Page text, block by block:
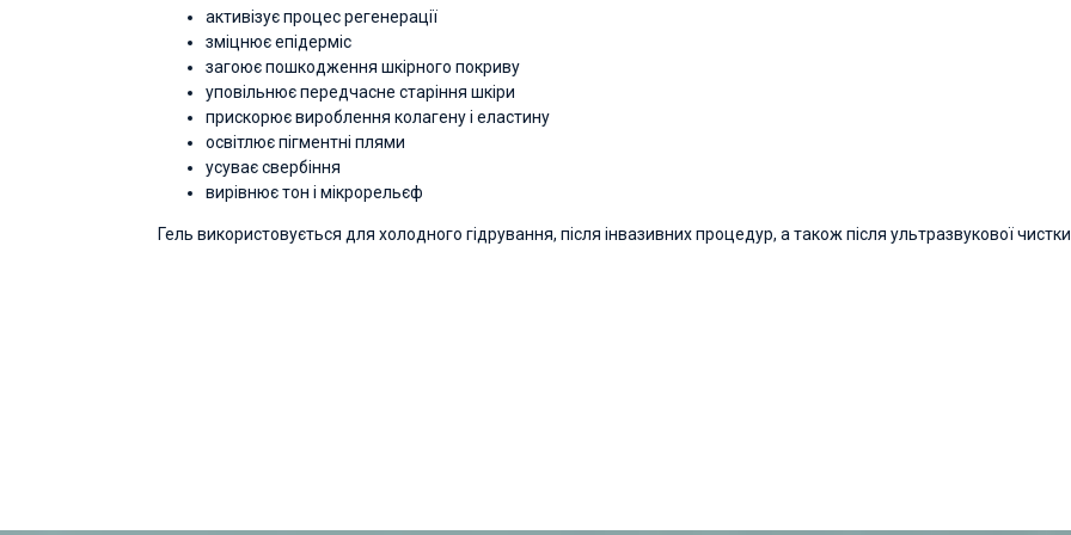
активізує процес регенерації
зміцнює епідерміс
загоює пошкодження шкірного покриву
уповільнює передчасне старіння шкіри
прискорює вироблення колагену і еластину
освітлює пігментні плями
усуває свербіння
вирівнює тон і мікрорельєф
Гель використовується для холодного гідрування, після інвазивних процедур, а також після ультразвукової